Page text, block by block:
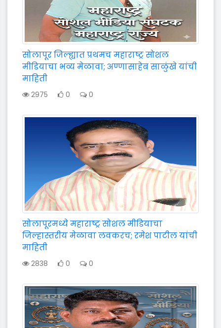
सोलापूर जिल्ह्यात प्रथमच महाराष्ट्र सोशल
मीडियाचा भव्य मेळावा; अण्णासाहेब साळुंखे यांची
माहिती
2975 0 0
सोलापूरमध्ये महाराष्ट्र सोशल मीडियाचा
जिल्हास्तरीय मेळावा लवकरच; रमेश पाटील यांची
माहिती
2838 0 0